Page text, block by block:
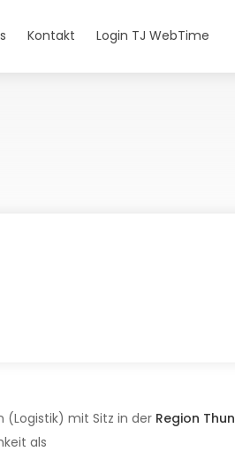
Kontakt Login TJ WebTime
(Logistik) mit Sitz in der Region Thun
als